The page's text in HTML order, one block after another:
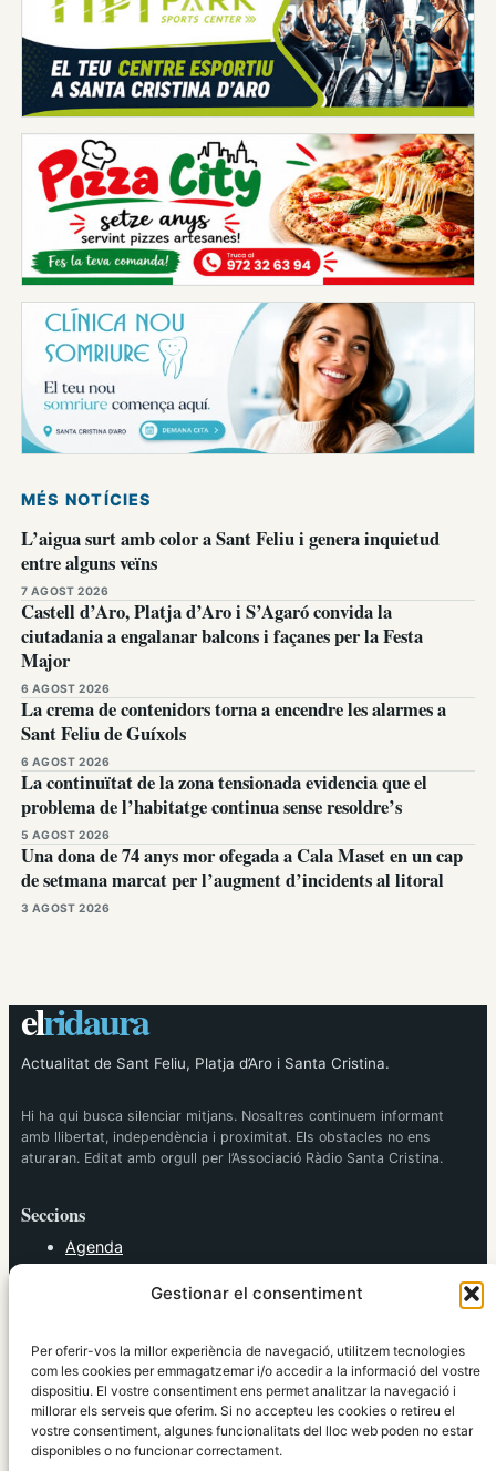
Gestionar el consentiment
Per oferir-vos la millor experiència de navegació, utilitzem tecnologies
com les cookies per emmagatzemar i/o accedir a la informació del vostre
dispositiu. El vostre consentiment ens permet analitzar la navegació i
millorar els serveis que oferim. Si no accepteu les cookies o retireu el
vostre consentiment, algunes funcionalitats del lloc web poden no estar
disponibles o no funcionar correctament.
MÉS NOTÍCIES
L’aigua surt amb color a Sant Feliu i genera inquietud
entre alguns veïns
7 AGOST 2026
Castell d’Aro, Platja d’Aro i S’Agaró convida la
ciutadania a engalanar balcons i façanes per la Festa
Major
6 AGOST 2026
La crema de contenidors torna a encendre les alarmes a
Sant Feliu de Guíxols
6 AGOST 2026
La continuïtat de la zona tensionada evidencia que el
problema de l’habitatge continua sense resoldre’s
5 AGOST 2026
Una dona de 74 anys mor ofegada a Cala Maset en un cap
de setmana marcat per l’augment d’incidents al litoral
3 AGOST 2026
elridaura
Actualitat de Sant Feliu, Platja d’Aro i Santa Cristina.
Hi ha qui busca silenciar mitjans. Nosaltres continuem informant
amb llibertat, independència i proximitat. Els obstacles no ens
aturaran. Editat amb orgull per l’Associació Ràdio Santa Cristina.
Seccions
Agenda
Política
Societat
Tendències
elRidaura.com